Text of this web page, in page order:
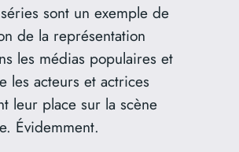
sont un exemple de
de la représentation
les médias populaires et
les acteurs et actrices
leur place sur la scène
Évidemment.